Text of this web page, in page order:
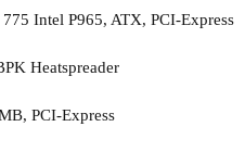
Intel P965, ATX, PCI-Express
Heatspreader
PCI-Express